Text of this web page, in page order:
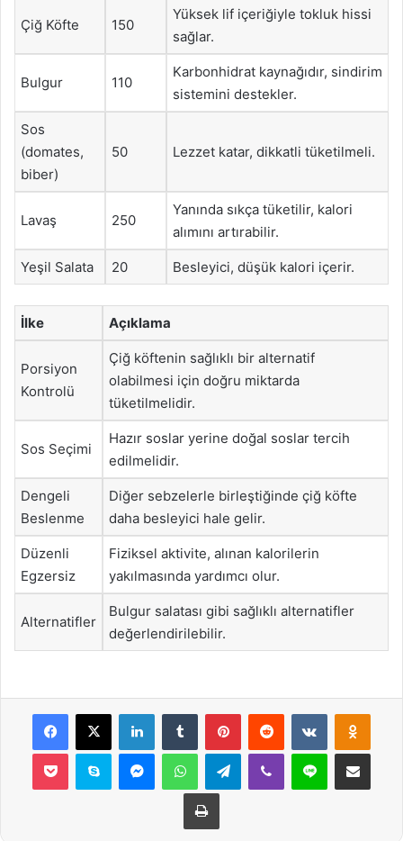
Çiğ Köfte 150
Yüksek lif içeriğiyle tokluk hissi
sağlar.
Bulgur 110
Karbonhidrat kaynağıdır, sindirim
sistemini destekler.
Sos
(domates,
biber)
50 Lezzet katar, dikkatli tüketilmeli.
Lavaş 250
Yanında sıkça tüketilir, kalori
alımını artırabilir.
Yeşil Salata 20 Besleyici, düşük kalori içerir.
İlke Açıklama
Porsiyon
Kontrolü
Çiğ köftenin sağlıklı bir alternatif
olabilmesi için doğru miktarda
tüketilmelidir.
Sos Seçimi
Hazır soslar yerine doğal soslar tercih
edilmelidir.
Dengeli
Beslenme
Diğer sebzelerle birleştiğinde çiğ köfte
daha besleyici hale gelir.
Düzenli
Egzersiz
Fiziksel aktivite, alınan kalorilerin
yakılmasında yardımcı olur.
Alternatifler
Bulgur salatası gibi sağlıklı alternatifler
değerlendirilebilir.
Facebook
X LinkedInTumblr PinterestReddit VKontakte
Pocket Skype MessengerWhatsAppTelegramViber Line E-Posta ile
Yazdır